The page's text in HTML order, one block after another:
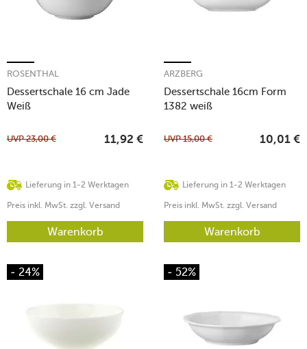
Dessertschale 16 cm Jade
Weiß
ROSENTHAL
Lieferung in 1-2 Werktagen
UVP23,00 € 11,92 €
Preis inkl. MwSt. zzgl. Versand
Warenkorb
Dessertschale 16cm Form
1382 weiß
ARZBERG
Lieferung in 1-2 Werktagen
UVP15,00 € 10,01 €
Preis inkl. MwSt. zzgl. Versand
Warenkorb
- 24% - 52%